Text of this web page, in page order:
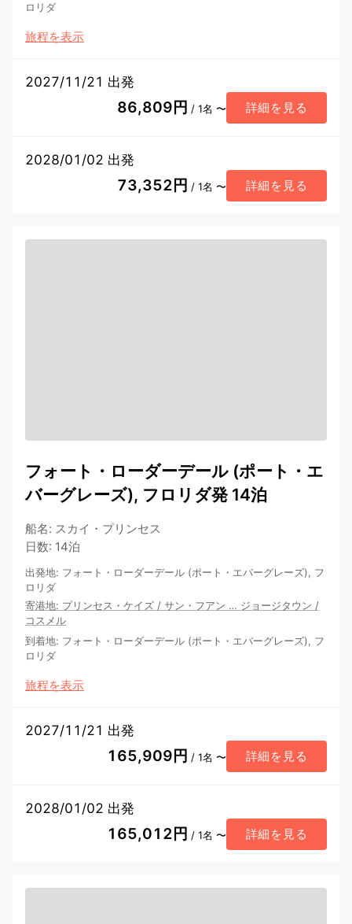
ロリダ
旅程を表示
2027/11/21 出発
86,809円 / 1名 〜 詳細を見る
2028/01/02 出発
73,352円 / 1名 〜 詳細を見る
フォート・ローダーデール (ポート・エ
バーグレーズ), フロリダ発 14泊
船名: スカイ・プリンセス
日数: 14泊
出発地: フォート・ローダーデール (ポート・エバーグレーズ), フ
ロリダ
寄港地: プリンセス・ケイズ / サン・フアン … ジョージタウン /
コスメル
到着地: フォート・ローダーデール (ポート・エバーグレーズ), フ
ロリダ
旅程を表示
2027/11/21 出発
165,909円 / 1名 〜 詳細を見る
2028/01/02 出発
165,012円 / 1名 〜 詳細を見る